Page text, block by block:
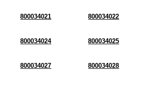
800034021 800034022
800034024 800034025
800034027 800034028